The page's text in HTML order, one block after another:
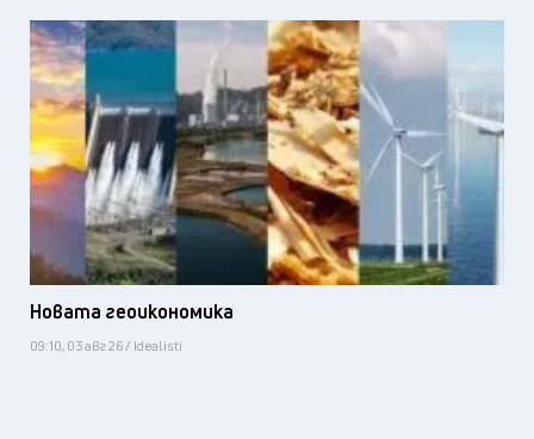
Новата геоикономика
09:10, 03 авг 26 / Idealisti